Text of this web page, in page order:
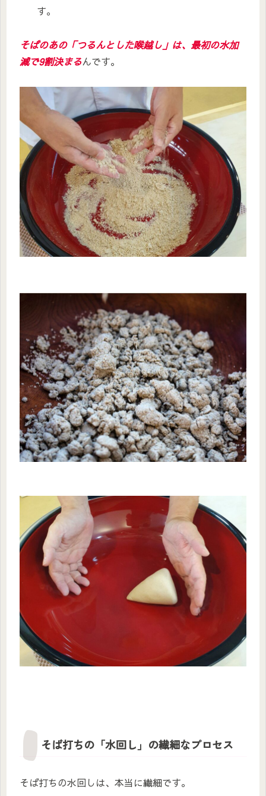
す。
そばのあの「つるんとした喉越し」は、最初の水加
減で9割決まるんです。
そば打ちの「水回し」の繊細なプロセス
そば打ちの水回しは、本当に繊細です。